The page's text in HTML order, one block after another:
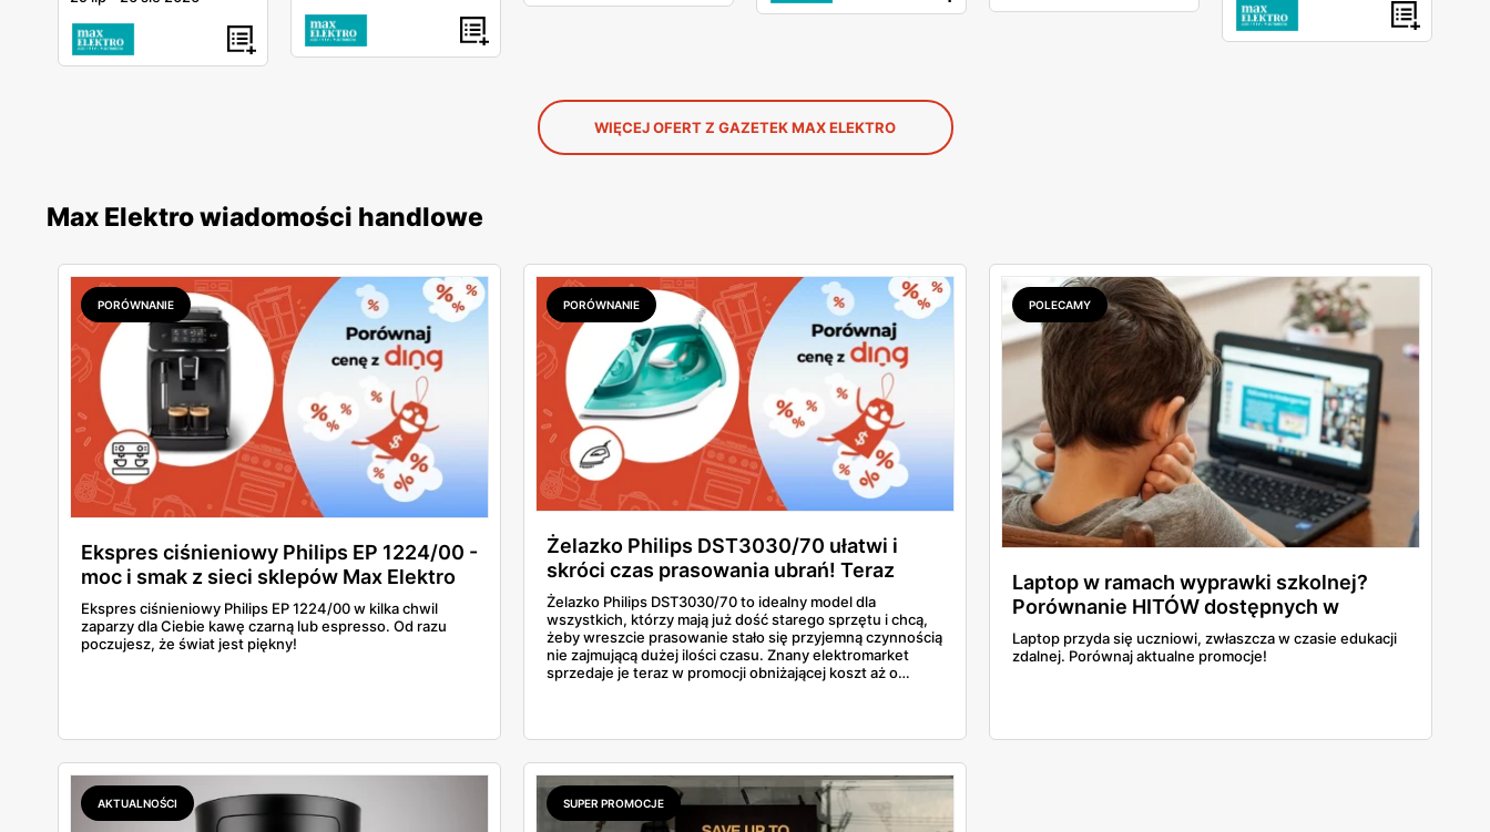
WIĘCEJ OFERT Z GAZETEK MAX ELEKTRO
Max Elektro wiadomości handlowe
PORÓWNANIE
Ekspres ciśnieniowy Philips EP 1224/00 -
moc i smak z sieci sklepów Max Elektro
Ekspres ciśnieniowy Philips EP 1224/00 w kilka chwil
zaparzy dla Ciebie kawę czarną lub espresso. Od razu
poczujesz, że świat jest piękny!
PORÓWNANIE
Żelazko Philips DST3030/70 ułatwi i
skróci czas prasowania ubrań! Teraz
kupisz je w promocji, którą oferuje tylko
jeden sklep!
Żelazko Philips DST3030/70 to idealny model dla
wszystkich, którzy mają już dość starego sprzętu i chcą,
żeby wreszcie prasowanie stało się przyjemną czynnością
nie zajmującą dużej ilości czasu. Znany elektromarket
sprzedaje je teraz w promocji obniżającej koszt aż o
POLECAMY
Laptop w ramach wyprawki szkolnej?
Porównanie HITÓW dostępnych w
gazetkach!
Laptop przyda się uczniowi, zwłaszcza w czasie edukacji
zdalnej. Porównaj aktualne promocje!
AKTUALNOŚCI SUPER PROMOCJE